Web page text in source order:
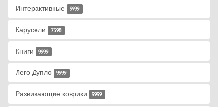
Интерактивные 9999
Карусели 7598
Книги 9999
Лего Дупло 9999
Развивающие коврики 9999